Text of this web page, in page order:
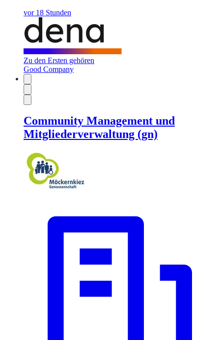
vor 18 Stunden
Zu den Ersten gehören
Good Company
Community Management und
Mitgliederverwaltung (gn)